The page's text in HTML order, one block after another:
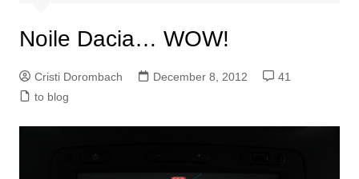
Noile Dacia… WOW!
Cristi Dorombach December 8, 2012
41
to blog